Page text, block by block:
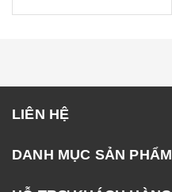
LIÊN HỆ
DANH MỤC SẢN PHẨM